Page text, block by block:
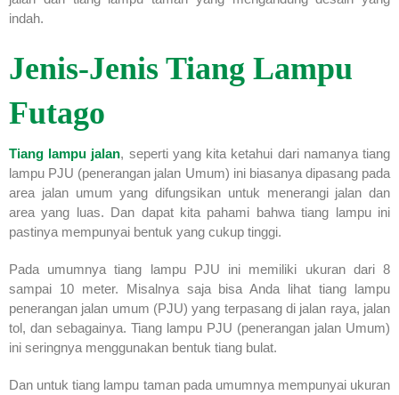
indah.
Jenis-Jenis Tiang Lampu
Futago
Tiang lampu jalan, seperti yang kita ketahui dari namanya tiang
lampu PJU (penerangan jalan Umum) ini biasanya dipasang pada
area jalan umum yang difungsikan untuk menerangi jalan dan
area yang luas. Dan dapat kita pahami bahwa tiang lampu ini
pastinya mempunyai bentuk yang cukup tinggi.
Pada umumnya tiang lampu PJU ini memiliki ukuran dari 8
sampai 10 meter. Misalnya saja bisa Anda lihat tiang lampu
penerangan jalan umum (PJU) yang terpasang di jalan raya, jalan
tol, dan sebagainya. Tiang lampu PJU (penerangan jalan Umum)
ini seringnya menggunakan bentuk tiang bulat.
Dan untuk tiang lampu taman pada umumnya mempunyai ukuran